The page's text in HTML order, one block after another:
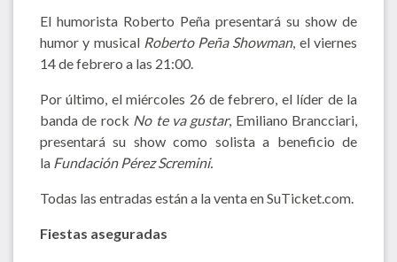
El humorista Roberto Peña presentará su show de
humor y musical Roberto Peña Showman, el viernes
14 de febrero a las 21:00.
Por último, el miércoles 26 de febrero, el líder de la
banda de rock No te va gustar, Emiliano Brancciari,
presentará su show como solista a beneficio de
la Fundación Pérez Scremini.
Todas las entradas están a la venta en SuTicket.com.
Fiestas aseguradas